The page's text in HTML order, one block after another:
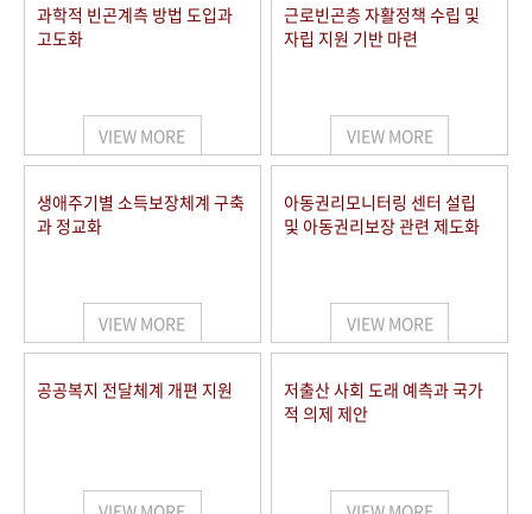
과학적 빈곤계측 방법 도입과
고도화
VIEW MORE
근로빈곤층 자활정책 수립 및
자립 지원 기반 마련
VIEW MORE
생애주기별 소득보장체계 구축
과 정교화
VIEW MORE
아동권리모니터링 센터 설립
및 아동권리보장 관련 제도화
VIEW MORE
공공복지 전달체계 개편 지원
저출산 사회 도래 예측과 국가
적 의제 제안